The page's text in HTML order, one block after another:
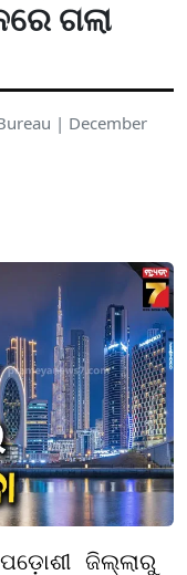
ଗଲା
| December
ଜିଲ୍ଲାରୁ